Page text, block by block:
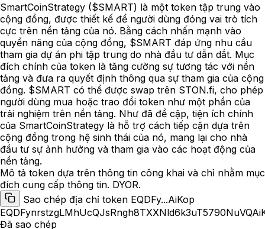
SmartCoinStrategy ($SMART) là một token tập trung vào
cộng đồng, được thiết kế để người dùng đóng vai trò tích
cực trên nền tảng của nó. Bằng cách nhấn mạnh vào
quyền năng của cộng đồng, $SMART đáp ứng nhu cầu
tham gia dự án phi tập trung do nhà đầu tư dẫn dắt. Mục
đích chính của token là tăng cường sự tương tác với nền
tảng và đưa ra quyết định thông qua sự tham gia của cộng
đồng. $SMART có thể được swap trên STON.fi, cho phép
người dùng mua hoặc trao đổi token như một phần của
trải nghiệm trên nền tảng. Như đã đề cập, tiện ích chính
của SmartCoinStrategy là hỗ trợ cách tiếp cận dựa trên
cộng đồng trong hệ sinh thái của nó, mang lại cho nhà
đầu tư sự ảnh hưởng và tham gia vào các hoạt động của
nền tảng.
Mô tả token dựa trên thông tin công khai và chỉ nhằm mục
đích cung cấp thông tin. DYOR.
Sao chép địa chỉ token EQDFy...AiKop
Đã sao chép